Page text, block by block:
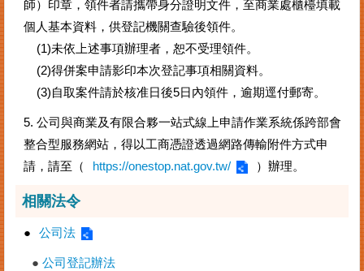
師）印章，領件者請攜帶身分證明文件，至商業處櫃檯填載
個人基本資料，供登記機關查驗後領件。
(1)未依上述事項辦理者，恕不受理領件。
(2)得併案申請影印本次登記事項相關資料。
(3)自取案件請於核准日後5日內領件，逾期逕付郵寄。
5. 公司與商業及有限合夥一站式線上申請作業系統係跨部會
整合型服務網站，得以工商憑證透過網路傳輸附件方式申
請，請至（
https://onestop.nat.gov.tw/ ）辦理。
相關法令
● 公司法
● 公司登記辦法